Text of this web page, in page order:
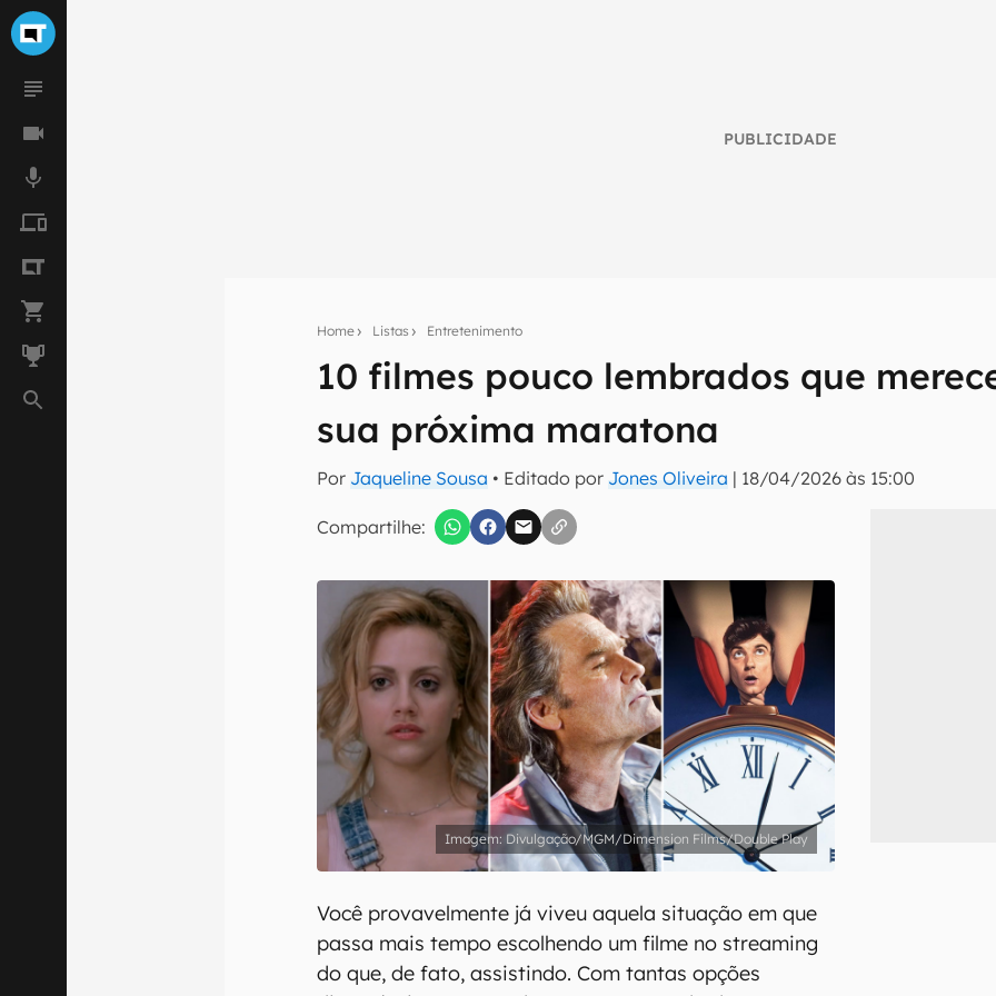
PUBLICIDADE
Home Listas Entretenimento
10 filmes pouco lembrados que
sua próxima maratona
Por Jaqueline Sousa • Editado por Jones Oliveira | 18/04/2026 às 15:00
Compartilhe:
Seu resumo inteligente do mundo tech!
Assine a newsletter do Canaltech e receba notícias e reviews sobre tecnologia
inscreva-se
Confirmo que li, aceito e concordo com os Termos de Uso e Política de Privacidade do
Divulgação/MGM/Dimension Films/Double Play
Você provavelmente já viveu aquela situação em que
passa mais tempo escolhendo um filme no streaming
do que, de fato, assistindo. Com tantas opções